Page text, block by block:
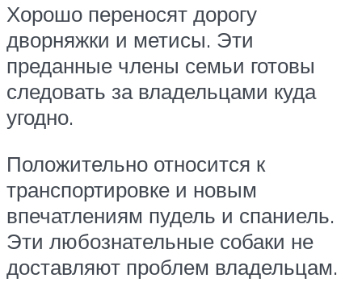
Хорошо переносят дорогу
дворняжки и метисы. Эти
преданные члены семьи готовы
следовать за владельцами куда
угодно.
Положительно относится к
транспортировке и новым
впечатлениям пудель и спаниель.
Эти любознательные собаки не
доставляют проблем владельцам.